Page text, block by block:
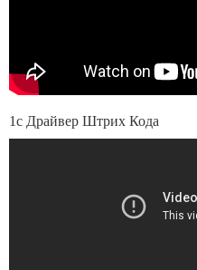
1с Драйвер Штрих Кода